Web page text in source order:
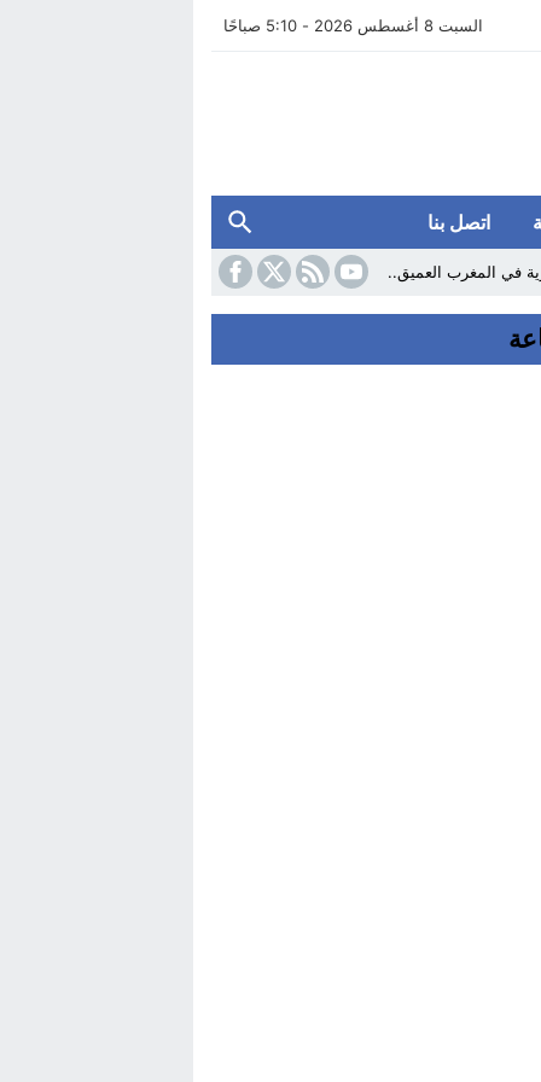
السبت 8 أغسطس 2026 - 5:10 صباحًا
اتصل بنا
في المغرب العميق..
الهدر المدرسي في الإعداديات